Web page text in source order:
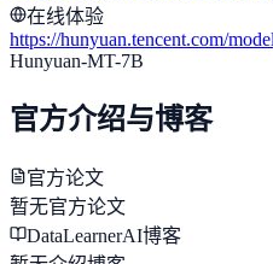
在线体验
https://hunyuan.tencent.com/
Hunyuan-MT-7B
官方介绍与博客
官方论文
暂无官方论文
DataLearnerAI博客